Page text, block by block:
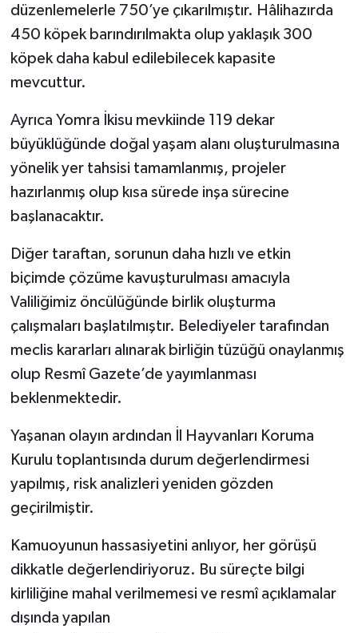
düzenlemelerle 750’ye çıkarılmıştır. Hâlihazırda
450 köpek barındırılmakta olup yaklaşık 300
köpek daha kabul edilebilecek kapasite
mevcuttur.
Ayrıca Yomra İkisu mevkiinde 119 dekar
büyüklüğünde doğal yaşam alanı oluşturulmasına
yönelik yer tahsisi tamamlanmış, projeler
hazırlanmış olup kısa sürede inşa sürecine
başlanacaktır.
Diğer taraftan, sorunun daha hızlı ve etkin
biçimde çözüme kavuşturulması amacıyla
Valiliğimiz öncülüğünde birlik oluşturma
çalışmaları başlatılmıştır. Belediyeler tarafından
meclis kararları alınarak birliğin tüzüğü onaylanmış
olup Resmî Gazete’de yayımlanması
beklenmektedir.
Yaşanan olayın ardından İl Hayvanları Koruma
Kurulu toplantısında durum değerlendirmesi
yapılmış, risk analizleri yeniden gözden
geçirilmiştir.
Kamuoyunun hassasiyetini anlıyor, her görüşü
dikkatle değerlendiriyoruz. Bu süreçte bilgi
kirliliğine mahal verilmemesi ve resmî açıklamalar
dışında yapılan